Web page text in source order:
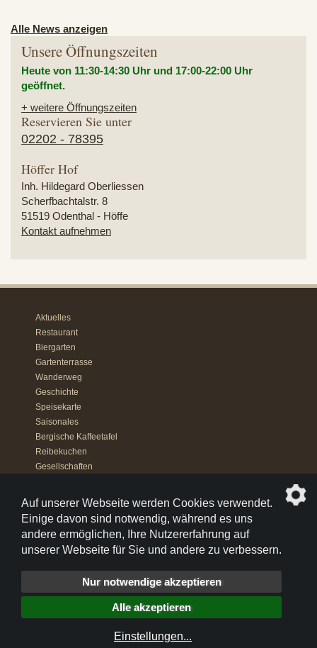
Alle News anzeigen
Unsere Öffnungszeiten
Heute von 11:30-14:30 Uhr und 17:00-22:00 Uhr
geöffnet.
+ weitere Öffnungszeiten
Reservieren Sie unter
02202 - 78395
Höffer Hof
Inh. Hildegard Oberliessen
Scherfbachtalstr. 8
51519 Odenthal - Höffe
Kontakt aufnehmen
Aktuelles
Restaurant
Biergarten
Gartenterrasse
Wanderweg
Geschichte
Speisekarte
Saisonales
Bergische Kaffeetafel
Reibekuchen
Gesellschaften
Impressum
Einstellungen
02202 - 78395
facebook.com/hoefferhof
© 2015-2026 Restaurant Höffer Hof
Auf unserer Webseite werden Cookies verwendet.
Einige davon sind notwendig, während es uns
andere ermöglichen, Ihre Nutzererfahrung auf
unserer Webseite für Sie und andere zu verbessern.
Nur notwendige akzeptieren
Alle akzeptieren
Einstellungen...